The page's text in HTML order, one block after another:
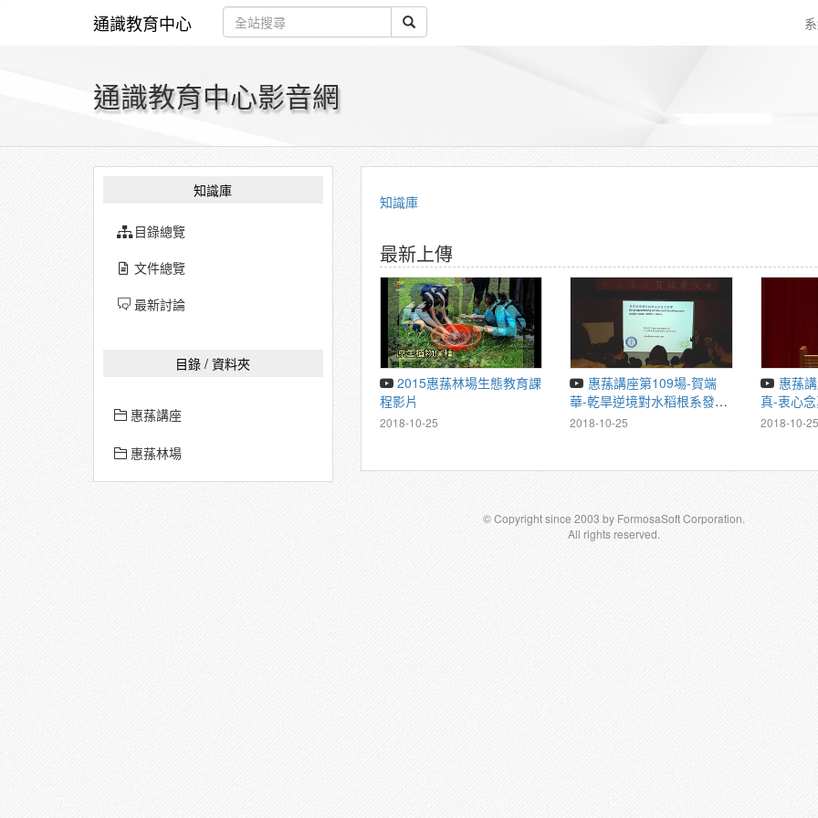
通識教育中心
通識教育中心影音網
知識庫
目錄總覽
文件總覽
最新討論
目錄 / 資料夾
惠蓀講座
惠蓀林場
知識庫
最新上傳
2015惠蓀林場生態教育課
程影片
2018-10-25
華-乾旱逆境對水稻根系發育
之影響
2018-10-25
真-衷心
2018-10-
© Copyright since 2003 by FormosaSoft Corporation.
All rights reserved.